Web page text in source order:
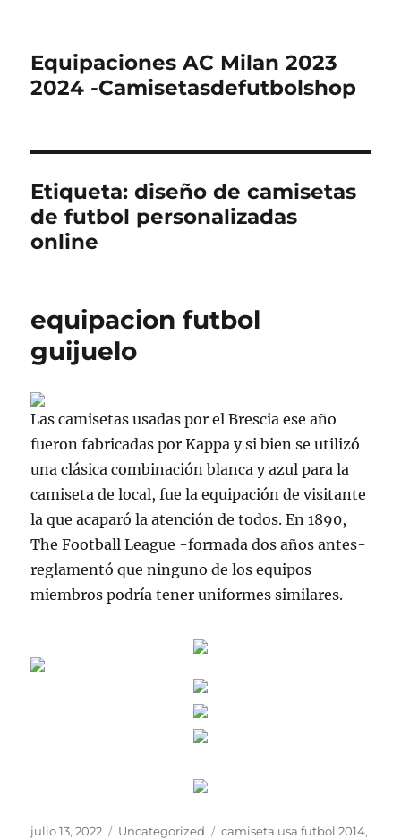
Equipaciones AC Milan 2023
2024 -Camisetasdefutbolshop
Etiqueta:diseño de camisetas
de futbol personalizadas
online
equipacion futbol
guijuelo
Las camisetas usadas por el Brescia ese año
fueron fabricadas por Kappa y si bien se utilizó
una clásica combinación blanca y azul para la
camiseta de local, fue la equipación de visitante
la que acaparó la atención de todos. En 1890,
The Football League -formada dos años antes-
reglamentó que ninguno de los equipos
miembros podría tener uniformes similares.
Publicado
julio 13, 2022 Categorías
Uncategorized Etiquetas
camiseta usa futbol 2014,